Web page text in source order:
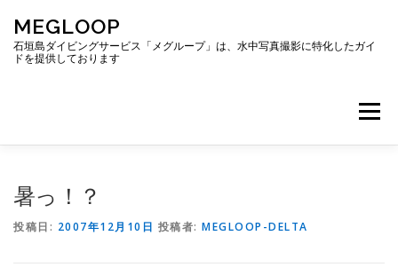
ッ
MEGLOOP
石垣島ダイビングサービス「メグループ」は、水中写真撮影に特化したガイ
ドを提供しております
メニュー
暑っ！？
投稿日: 2007年12月10日 投稿者: MEGLOOP-DELTA